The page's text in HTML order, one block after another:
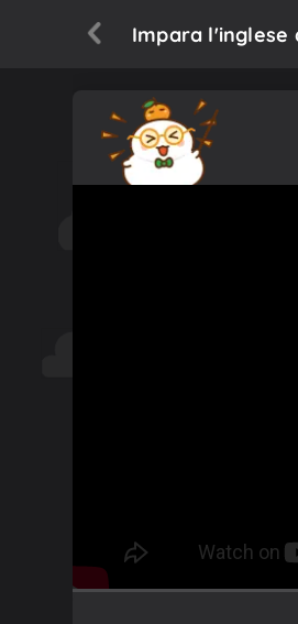
Impara l'inglese